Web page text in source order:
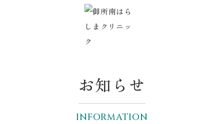
お知らせ
INFORMATION